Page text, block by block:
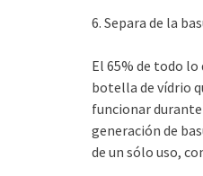
6. Separa de la
El 65% de todo lo
botella de vídrio
funcionar
generación de
de un sólo uso,